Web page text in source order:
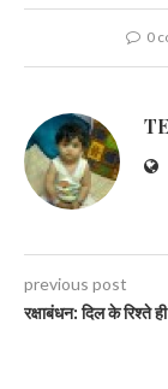
0
previous post
रक्षाबंधन: दिल के रिश्ते